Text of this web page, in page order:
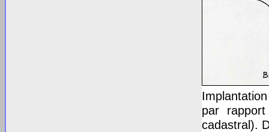
par
cadastral).